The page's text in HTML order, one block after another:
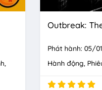
Outbreak:
Phát hành: 05/
Hành động